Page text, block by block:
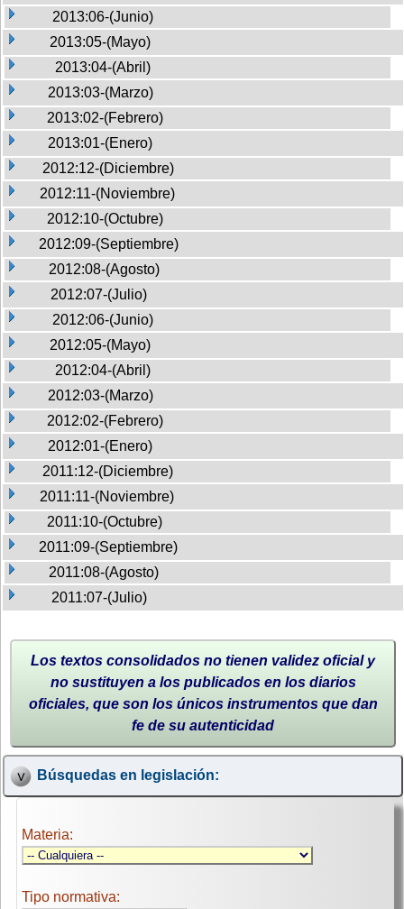
2013:06-(Junio)
2013:05-(Mayo)
2013:04-(Abril)
2013:03-(Marzo)
2013:02-(Febrero)
2013:01-(Enero)
2012:12-(Diciembre)
2012:11-(Noviembre)
2012:10-(Octubre)
2012:09-(Septiembre)
2012:08-(Agosto)
2012:07-(Julio)
2012:06-(Junio)
2012:05-(Mayo)
2012:04-(Abril)
2012:03-(Marzo)
2012:02-(Febrero)
2012:01-(Enero)
2011:12-(Diciembre)
2011:11-(Noviembre)
2011:10-(Octubre)
2011:09-(Septiembre)
2011:08-(Agosto)
2011:07-(Julio)
Los textos consolidados no tienen validez oficial y
no sustituyen a los publicados en los diarios
oficiales, que son los únicos instrumentos que dan
fe de su autenticidad
Búsquedas en legislación:
Materia:
Tipo normativa: